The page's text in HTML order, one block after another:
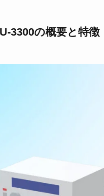
3300の概要と特徴